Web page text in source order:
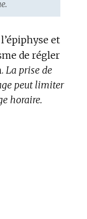
et
de régler
La prise de
peut limiter
horaire.